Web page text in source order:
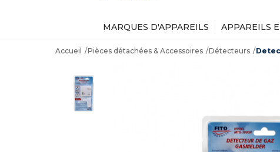
MARQUES D'APPAREILS APPAREILS
Accueil Pièces détachées & Accessoires Détecteurs